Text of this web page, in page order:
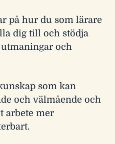
på hur du som lärare
dig till och stödja
och
som kan
och välmående och
arbete mer